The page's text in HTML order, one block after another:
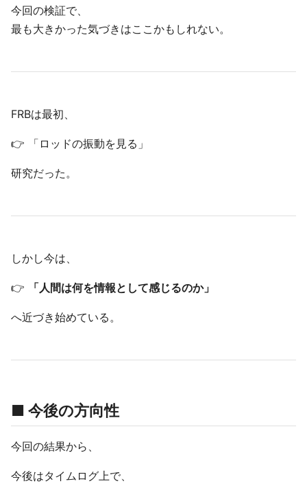
今回の検証で、
最も大きかった気づきはここかもしれない。
FRBは最初、
👉 「ロッドの振動を見る」
研究だった。
しかし今は、
👉 「人間は何を情報として感じるのか」
へ近づき始めている。
■ 今後の方向性
今回の結果から、
今後はタイムログ上で、